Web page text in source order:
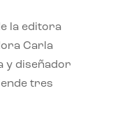
la editora
Carla
y diseñador
tres